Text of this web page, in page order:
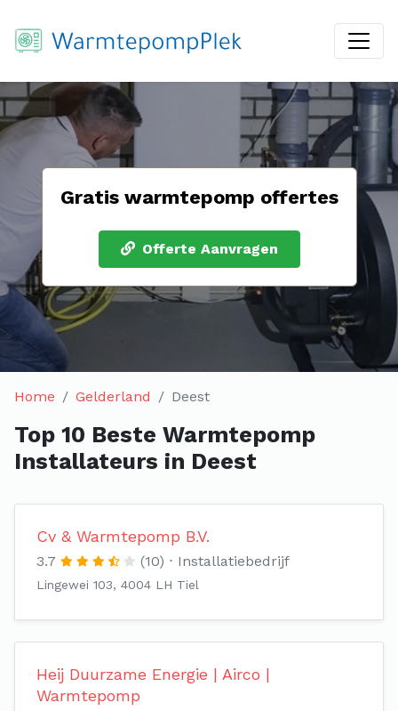
Gratis warmtepomp offertes
Offerte Aanvragen
Home Gelderland Deest
Top 10 Beste Warmtepomp
Installateurs in Deest
Cv & Warmtepomp B.V.
3.7 (10) Installatiebedrijf
Lingewei 103, 4004 LH Tiel
Heij Duurzame Energie | Airco |
Warmtepomp